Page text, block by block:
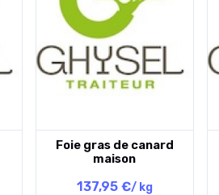
Foie gras de canard
maison
137,95 €/ kg